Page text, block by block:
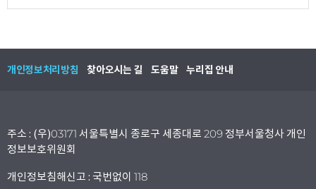
개인정보처리방침 찾아오시는 길 도움말 누리집 안내
주소 : (우)03171 서울특별시 종로구 세종대로 209 정부서울청사 개인
정보보호위원회
개인정보침해신고 : 국번없이 118